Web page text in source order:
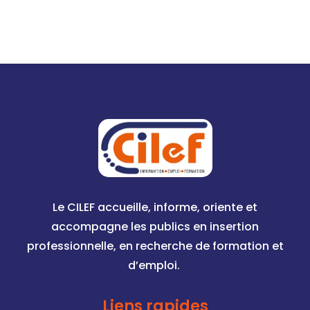
Le CILEF accueille, informe, oriente et
accompagne les publics en insertion
professionnelle, en recherche de formation et
d’emploi.